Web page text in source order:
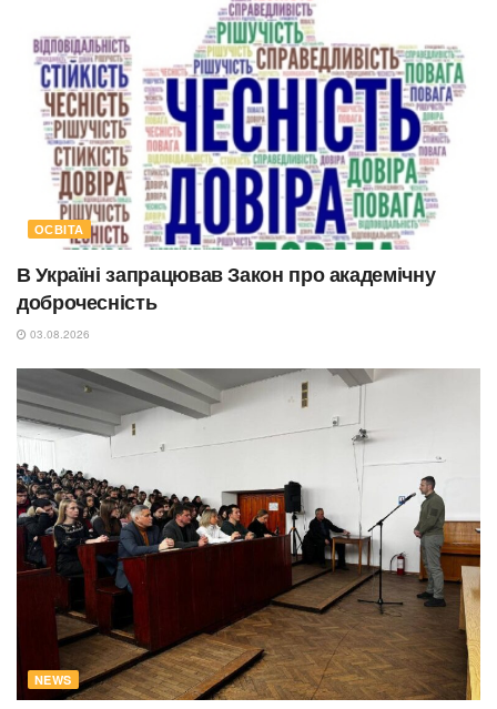
ОСВІТА
В Україні запрацював Закон про академічну
доброчесність
03.08.2026
NEWS